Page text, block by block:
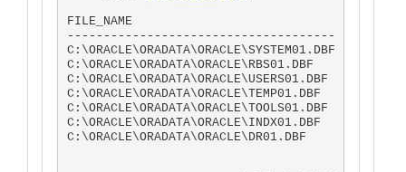
FILE_NAME
-------------------------------------
C:\ORACLE\ORADATA\ORACLE\SYSTEM01.DBF
C:\ORACLE\ORADATA\ORACLE\RBS01.DBF
C:\ORACLE\ORADATA\ORACLE\USERS01.DBF
C:\ORACLE\ORADATA\ORACLE\TEMP01.DBF
C:\ORACLE\ORADATA\ORACLE\TOOLS01.DBF
C:\ORACLE\ORADATA\ORACLE\INDX01.DBF
C:\ORACLE\ORADATA\ORACLE\DR01.DBF